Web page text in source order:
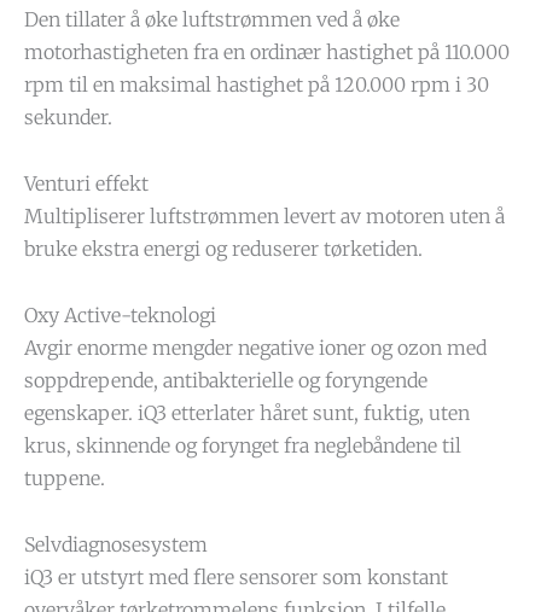
Den tillater å øke luftstrømmen ved å øke
motorhastigheten fra en ordinær hastighet på 110.000
rpm til en maksimal hastighet på 120.000 rpm i 30
sekunder.
Venturi effekt
Multipliserer luftstrømmen levert av motoren uten å
bruke ekstra energi og reduserer tørketiden.
Oxy Active-teknologi
Avgir enorme mengder negative ioner og ozon med
soppdrepende, antibakterielle og foryngende
egenskaper. iQ3 etterlater håret sunt, fuktig, uten
krus, skinnende og forynget fra neglebåndene til
tuppene.
Selvdiagnosesystem
iQ3 er utstyrt med flere sensorer som konstant